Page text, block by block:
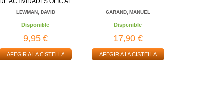
DE ACTIVIDADES OFICIAL
LEWMAN, DAVID
Disponible
9,95 €
AFEGIR A LA CISTELLA
GARAND, MANUEL
Disponible
17,90 €
AFEGIR A LA CISTELLA